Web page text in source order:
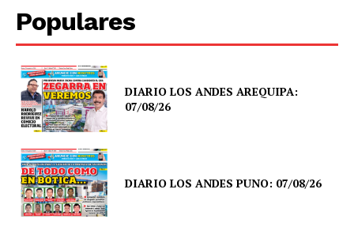
Populares
DIARIO LOS ANDES AREQUIPA:
07/08/26
DIARIO LOS ANDES PUNO: 07/08/26